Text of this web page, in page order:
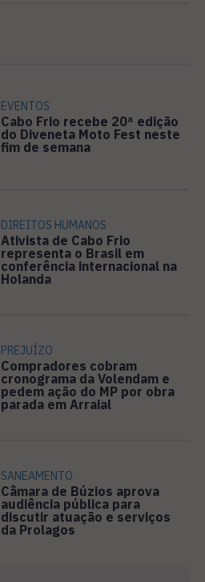
EVENTOS
Cabo Frio recebe 20ª edição
do Diveneta Moto Fest neste
fim de semana
DIREITOS HUMANOS
Ativista de Cabo Frio
representa o Brasil em
conferência internacional na
Holanda
PREJUÍZO
Compradores cobram
cronograma da Volendam e
pedem ação do MP por obra
parada em Arraial
SANEAMENTO
Câmara de Búzios aprova
audiência pública para
discutir atuação e serviços
da Prolagos